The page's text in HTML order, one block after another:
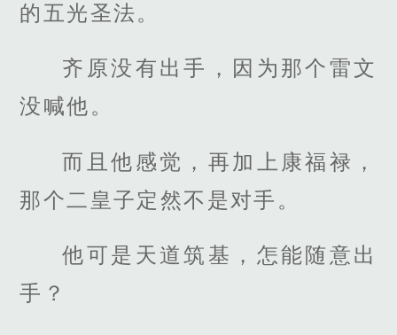
的五光圣法。
齐原没有出手，因为那个雷文
没喊他。
而且他感觉，再加上康福禄，
那个二皇子定然不是对手。
他可是天道筑基，怎能随意出
手？